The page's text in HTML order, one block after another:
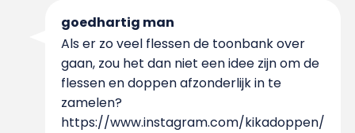
goedhartig man
Als er zo veel flessen de toonbank over
gaan, zou het dan niet een idee zijn om de
flessen en doppen afzonderlijk in te
zamelen?
https://www.instagram.com/kikadoppen/